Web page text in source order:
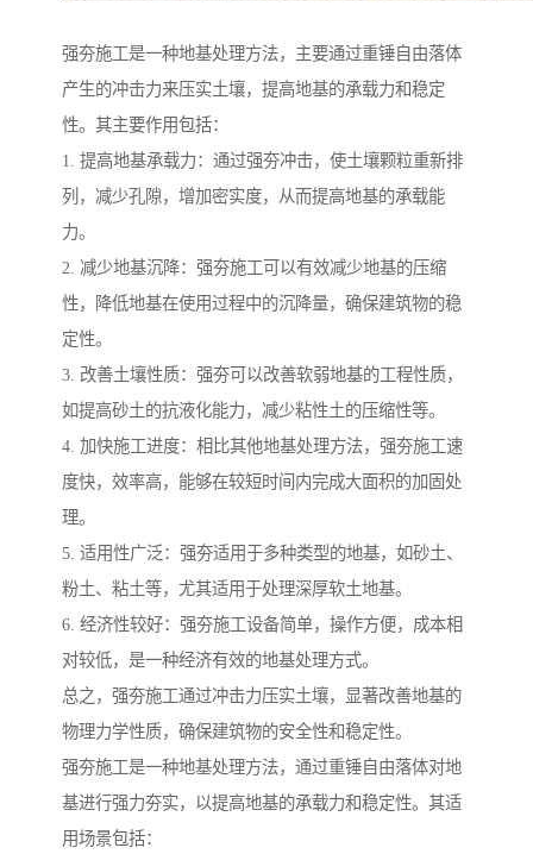
强夯施工是一种地基处理方法，主要通过重锤自由落体
产生的冲击力来压实土壤，提高地基的承载力和稳定
性。其主要作用包括：
1. 提高地基承载力：通过强夯冲击，使土壤颗粒重新排
列，减少孔隙，增加密实度，从而提高地基的承载能
力。
2. 减少地基沉降：强夯施工可以有效减少地基的压缩
性，降低地基在使用过程中的沉降量，确保建筑物的稳
定性。
3. 改善土壤性质：强夯可以改善软弱地基的工程性质，
如提高砂土的抗液化能力，减少粘性土的压缩性等。
4. 加快施工进度：相比其他地基处理方法，强夯施工速
度快，效率高，能够在较短时间内完成大面积的加固处
理。
5. 适用性广泛：强夯适用于多种类型的地基，如砂土、
粉土、粘土等，尤其适用于处理深厚软土地基。
6. 经济性较好：强夯施工设备简单，操作方便，成本相
对较低，是一种经济有效的地基处理方式。
总之，强夯施工通过冲击力压实土壤，显著改善地基的
物理力学性质，确保建筑物的安全性和稳定性。
强夯施工是一种地基处理方法，通过重锤自由落体对地
基进行强力夯实，以提高地基的承载力和稳定性。其适
用场景包括：